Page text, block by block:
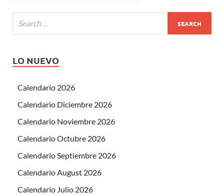
LO NUEVO
Calendario 2026
Calendario Diciembre 2026
Calendario Noviembre 2026
Calendario Octubre 2026
Calendario Septiembre 2026
Calendario August 2026
Calendario Julio 2026